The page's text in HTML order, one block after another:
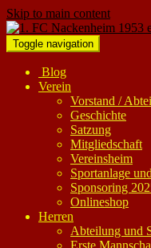
Skip to main content
Toggle navigation
Blog
Verein
Vorstand /
Geschichte
Satzung
Mitgliedschaft
Vereinsheim
Sportanlage
Sponsoring
Onlineshop
Herren
Abteilung und
Erste